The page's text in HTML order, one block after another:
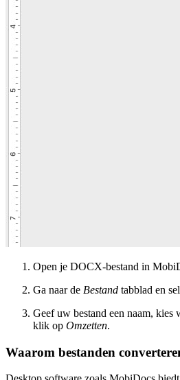
Open je DOCX-bestand in
Ga naar de Bestand tabblad en
Geef uw bestand een naam, kies
klik op Omzetten.
Waarom bestanden